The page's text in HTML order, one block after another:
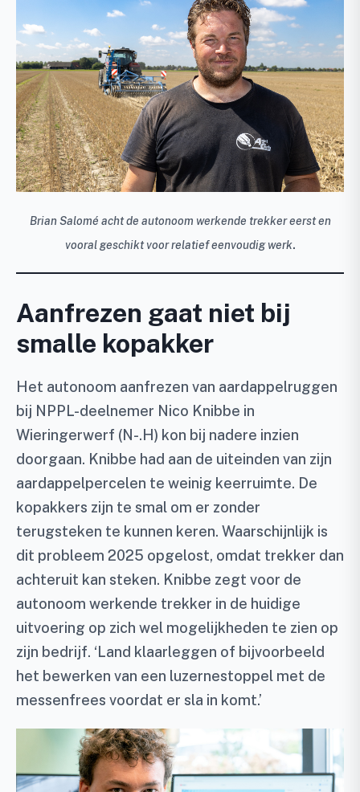
Brian Salomé acht de autonoom werkende trekker eerst en
vooral geschikt voor relatief eenvoudig werk.
Aanfrezen gaat niet bij
smalle kopakker
Het autonoom aanfrezen van aardappelruggen
bij NPPL-deelnemer Nico Knibbe in
Wieringerwerf (N-.H) kon bij nadere inzien
doorgaan. Knibbe had aan de uiteinden van zijn
aardappelpercelen te weinig keerruimte. De
kopakkers zijn te smal om er zonder
terugsteken te kunnen keren. Waarschijnlijk is
dit probleem 2025 opgelost, omdat trekker dan
achteruit kan steken. Knibbe zegt voor de
autonoom werkende trekker in de huidige
uitvoering op zich wel mogelijkheden te zien op
zijn bedrijf. ‘Land klaarleggen of bijvoorbeeld
het bewerken van een luzernestoppel met de
messenfrees voordat er sla in komt.’